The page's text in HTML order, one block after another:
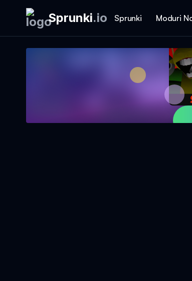
Sprunki.io Sprunki Moduri